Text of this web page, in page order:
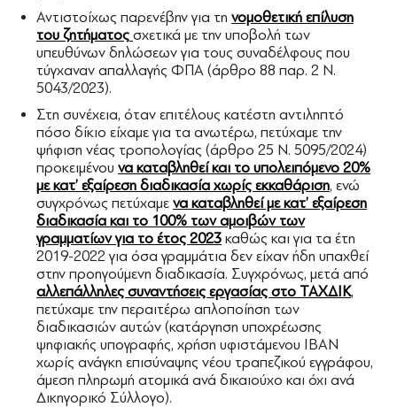
Αντιστοίχως παρενέβην για τη νομοθετική επίλυση
του ζητήματος σχετικά με την υποβολή των
υπευθύνων δηλώσεων για τους συναδέλφους που
τύγχαναν απαλλαγής ΦΠΑ (άρθρο 88 παρ. 2 Ν.
5043/2023).
Στη συνέχεια, όταν επιτέλους κατέστη αντιληπτό
πόσο δίκιο είχαμε για τα ανωτέρω, πετύχαμε την
ψήφιση νέας τροπολογίας (άρθρο 25 Ν. 5095/2024)
προκειμένου να καταβληθεί και το υπολειπόμενο 20%
με κατ’ εξαίρεση διαδικασία χωρίς εκκαθάριση, ενώ
συγχρόνως πετύχαμε να καταβληθεί με κατ’ εξαίρεση
διαδικασία και το 100% των αμοιβών των
γραμματίων για το έτος 2023 καθώς και για τα έτη
2019-2022 για όσα γραμμάτια δεν είχαν ήδη υπαχθεί
στην προηγούμενη διαδικασία. Συγχρόνως, μετά από
αλλεπάλληλες συναντήσεις εργασίας στο ΤΑΧΔΙΚ,
πετύχαμε την περαιτέρω απλοποίηση των
διαδικασιών αυτών (κατάργηση υποχρέωσης
ψηφιακής υπογραφής, χρήση υφιστάμενου IBAN
χωρίς ανάγκη επισύναψης νέου τραπεζικού εγγράφου,
άμεση πληρωμή ατομικά ανά δικαιούχο και όχι ανά
Δικηγορικό Σύλλογο).